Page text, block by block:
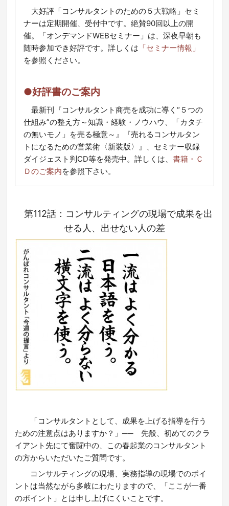
大好評「コンサルタントのための５大戦略」セミ
ナーは定期開催、受付中です。絶賛90回以上の開
催。「オンデマンドWEBセミナー」は、深夜早朝も
随時参加でき好評です。詳しくは 「セミナー情報」
を参照ください。
●好評書のご案内
最新刊『コンサルタント商売を成功に導く“５つの
仕組み”の整え方～知識・経験・ノウハウ、「カタチ
の無いモノ」を売る極意～』『売れるコンサルタン
トになるための営業術〈新装版〉』、セミナー収録
ダイジェスト判CD等を発売中。詳しくは、書籍・Ｃ
Ｄのご案内を参照下さい。
第112話：コンサルティングの現場で成果を出
せる人、出せない人の差
「コンサルタントとして、成果を上げる指導を行う
ための注意点はありますか？」── 先般、初めてのクラ
イアント先にて奮闘中の、この春起業のコンサルタント
の方からいただいたご質問です。
コンサルティングの現場、実務指導の現場でのポイ
ントは当然ながら多岐にわたりますので、「ここが一番
のポイント」とは申し上げにくいことです。